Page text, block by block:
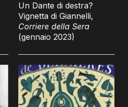
Un Dante di destra?
Vignetta di Giannelli,
Corriere della Sera
(gennaio 2023)